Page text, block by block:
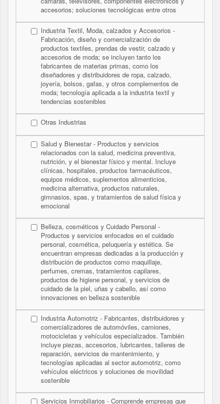
accesorios; soluciones tecnológicas entre otros
Industria Textil, Moda, calzados y Accesorios -
Fabricación, diseño y comercialización de
productos textiles, prendas de vestir, calzado y
accesorios de moda; se incluyen tanto los
fabricantes de materias primas, como los
diseñadores y distribuidores de ropa, calzado,
joyería, bolsos, gafas, y otros complementos de
moda; tecnología aplicada a la industria textil y
tendencias sostenibles
Otras Industrias
Salud y Bienestar - Productos y servicios
relacionados con la salud, medicina preventiva,
nutrición, y el bienestar físico y mental. Incluye
clínicas, hospitales, productos farmacéuticos,
equipos médicos, suplementos alimenticios,
medicina alternativa, productos naturales,
gimnasios, spas, y tratamientos de salud física y
emocional
Belleza, cosméticos y Cuidado Personal -
Productos y servicios enfocados en el cuidado
personal, cosmética, peluquería y estética. Se
encuentran empresas dedicadas a la producción y
distribución de productos como maquillaje,
perfumes, cremas, tratamientos capilares,
productos de higiene personal, y servicios de
cuidado de la piel, uñas y cabello, así como
innovaciones en belleza sostenible
Industria Automotriz - Fabricantes, distribuidores y
comercializadores de automóviles, camiones,
motocicletas y vehículos especializados. También
incluye piezas, accesorios, lubricantes, talleres de
reparación, servicios de mantenimiento, y
tecnologías aplicadas al sector automotriz, como
vehículos eléctricos y soluciones de movilidad
sostenible
Servicios Inmobiliarios - Comprende empresas que